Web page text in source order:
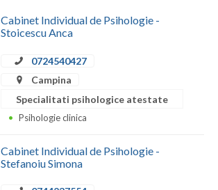
Cabinet Individual de Psihologie -
Stoicescu Anca
0724540427
Campina
Specialitati psihologice atestate
Psihologie clinica
Cabinet Individual de Psihologie -
Stefanoiu Simona